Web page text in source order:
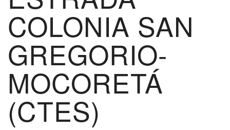
COLONIA SAN
GREGORIO-
MOCORETÁ
(CTES)